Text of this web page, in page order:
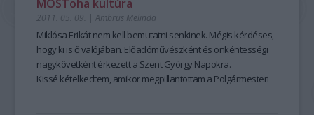
MOSToha kultúra
2011. 05. 09. |Ambrus Melinda
Miklósa Erikát nem kell bemutatni senkinek. Mégis kérdéses,
hogy ki is ő valójában. Előadóművészként és önkéntességi
nagykövetként érkezett a Szent György Napokra.
Kissé kételkedtem, amikor megpillantottam a Polgármesteri